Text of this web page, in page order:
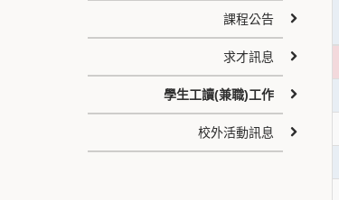
課程公告
求才訊息
學生工讀(兼職)工作
校外活動訊息